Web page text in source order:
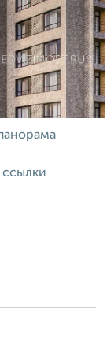
ссылки